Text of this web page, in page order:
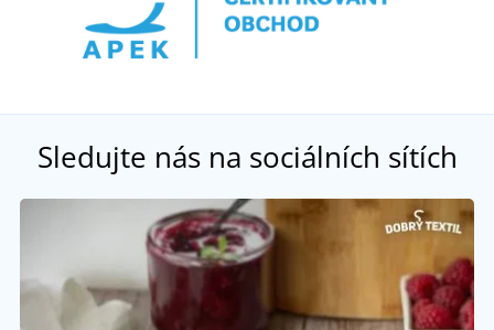
Sledujte nás na sociálních sítích